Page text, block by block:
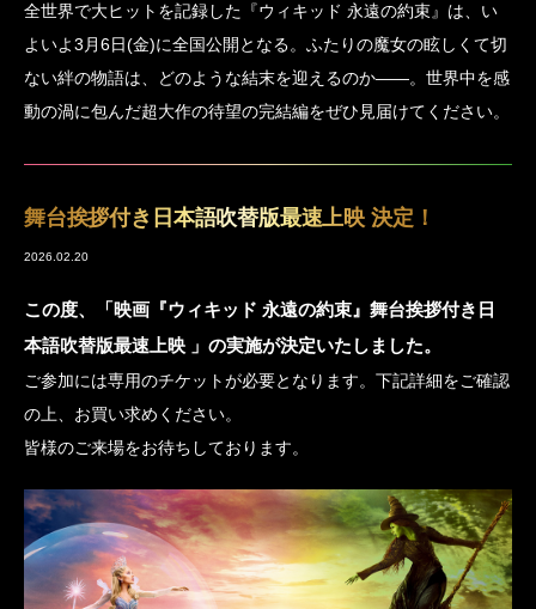
全世界で大ヒットを記録した『ウィキッド 永遠の約束』は、い
よいよ3月6日(金)に全国公開となる。ふたりの魔女の眩しくて切
ない絆の物語は、どのような結末を迎えるのか――。世界中を感
動の渦に包んだ超大作の待望の完結編をぜひ見届けてください。
舞台挨拶付き日本語吹替版最速上映 決定！
2026.02.20
この度、「映画『ウィキッド 永遠の約束』舞台挨拶付き日
本語吹替版最速上映 」の実施が決定いたしました。
ご参加には専用のチケットが必要となります。下記詳細をご確認
の上、お買い求めください。
皆様のご来場をお待ちしております。